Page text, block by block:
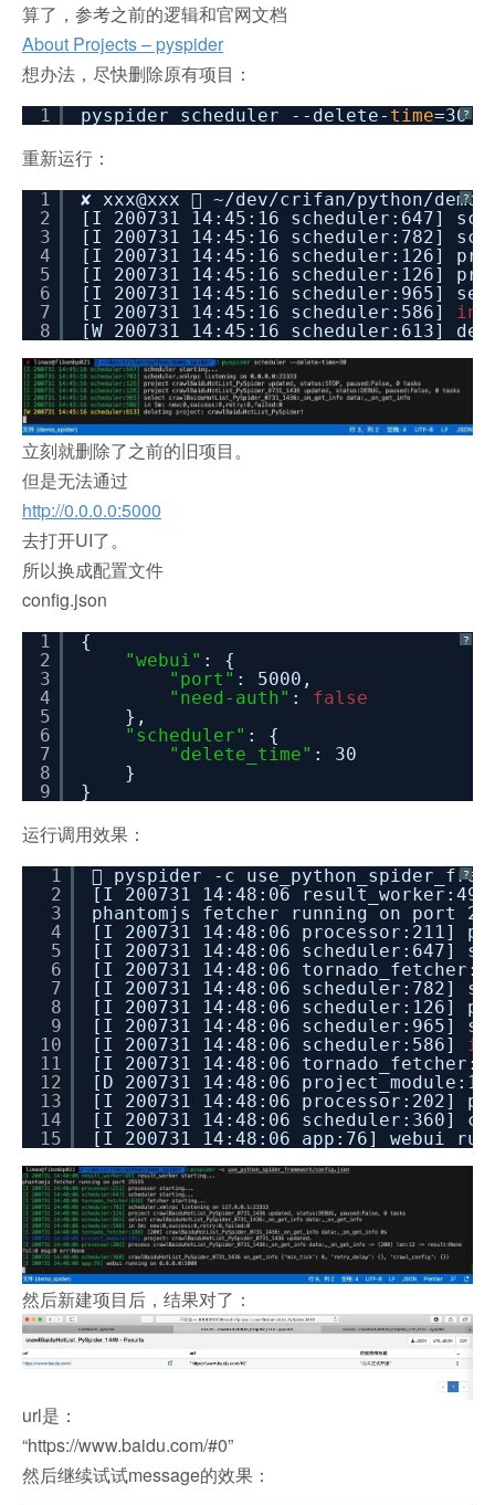
算了，参考之前的逻辑和官网文档
About Projects – pyspider
想办法，尽快删除原有项目：
?
1 pyspider scheduler --delete- time=30
重新运行：
?
1
2
3
4
5
6
7
8
✘ xxx@xxx  ~/dev/crifan/python/
[I 200731 14:45:16 scheduler:647]
[I 200731 14:45:16 scheduler:782]
[I 200731 14:45:16 scheduler:126]
[I 200731 14:45:16 scheduler:126]
[I 200731 14:45:16 scheduler:965]
[I 200731 14:45:16 scheduler:586] in
[W 200731 14:45:16 scheduler:613]
立刻就删除了之前的旧项目。
但是无法通过
http://0.0.0.0:5000
去打开UI了。
所以换成配置文件
config.json
?
1
2
3
4
5
6
7
8
9
{
"webui" : {
"port" : 5000,
"need-auth" : false
},
"scheduler" : {
"delete_time" : 30
}
}
运行调用效果：
?
1
2
3
4
5
6
7
8
9
10
11
12
13
14
15
 pyspider -c
[I 200731 14:48:06
phantomjs fetcher running on port
[I 200731 14:48:06 processor:211]
[I 200731 14:48:06 scheduler:647]
[I 200731 14:48:06
[I 200731 14:48:06 scheduler:782]
[I 200731 14:48:06 scheduler:126]
[I 200731 14:48:06 scheduler:965]
[I 200731 14:48:06 scheduler:586] in
[I 200731 14:48:06
[D 200731 14:48:06
[I 200731 14:48:06 processor:202]
[I 200731 14:48:06 scheduler:360]
[I 200731 14:48:06 app:76] webui
然后新建项目后，结果对了：
url是：
“https://www.baidu.com/#0”
然后继续试试message的效果：